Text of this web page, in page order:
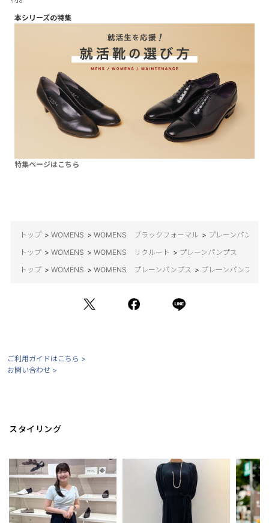
本シリーズの特集
特集ページはこちら
トップ > WOMENS > WOMENS ブラックフォーマル > プレーンパンプス
トップ > WOMENS > WOMENS リクルート > プレーンパンプス
トップ > WOMENS > WOMENS プレーンパンプス > プレーンパンプス
ご利用ガイドはこちら >
お問い合わせ >
スタイリング